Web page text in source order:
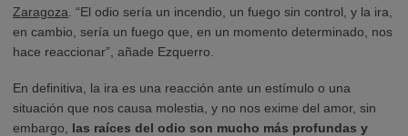
Zaragoza . “El odio sería un incendio, un fuego sin control, y la ira,
en cambio, sería un fuego que, en un momento determinado, nos
hace reaccionar”, añade Ezquerro.
En definitiva, la ira es una reacción ante un estímulo o una
situación que nos causa molestia, y no nos exime del amor, sin
embargo, las raíces del odio son mucho más profundas y